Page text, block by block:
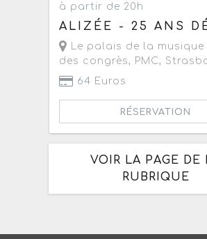
à partir de 20h
ALIZÉE - 25 ANS
Le palais de la musique
des congrès, PMC,
64 Euros
RÉSERVATION
VOIR LA PAGE DE
RUBRIQUE